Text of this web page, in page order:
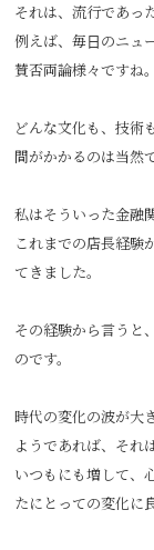
それは、流行であっ
例えば、毎日のニュ
賛否両論様々ですね。
どんな文化も、技術
間がかかるのは当然で
私はそういった金融
これまでの店長経験
てきました。
その経験から言うと
のです。
時代の変化の波が大
ようであれば、それ
いつもにも増して、
たにとっての変化に